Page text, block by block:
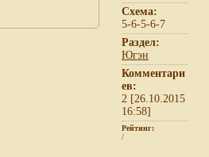
Схема:
5-6-5-6-7
Раздел:
Югэн
Комментари
ев:
2 [26.10.2015
16:58]
Рейтинг:
/